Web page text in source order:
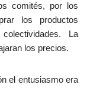
comités, por los
los productos
La
los precios.
el entusiasmo era